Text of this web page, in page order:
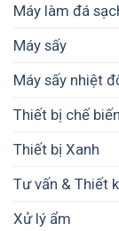
Máy làm đá
Máy sấy
Máy sấy nhiệt
Thiết bị chế biến
Thiết bị Xanh
Tư vấn & Thiết
Xử lý ẩm